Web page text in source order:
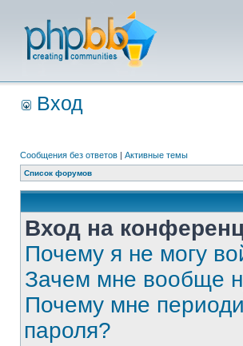
Вход
Сообщения без ответов | Активные темы
Список форумов
Вход на
Почему я не могу
Зачем мне вообще
Почему мне
пароля?